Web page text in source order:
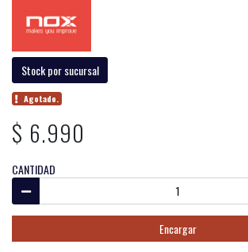
Stock por sucursal
Agotado.
$ 6.990
CANTIDAD
Encargar